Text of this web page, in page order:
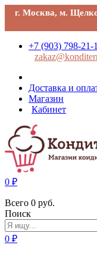
г. Москва, м.
+7 (903) 798-21-
Доставка и
Магазин
Кабинет
0 ₽
Всего 0 руб.
Поиск
0 ₽